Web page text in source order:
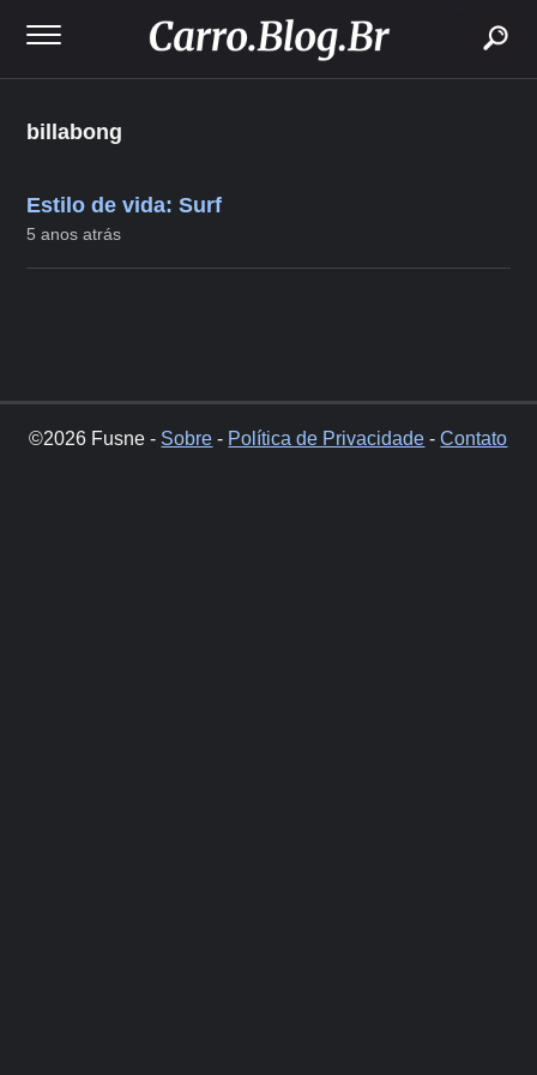
billabong
Estilo de vida: Surf
5 anos atrás
©2026 Fusne - Sobre - Política de Privacidade -Contato